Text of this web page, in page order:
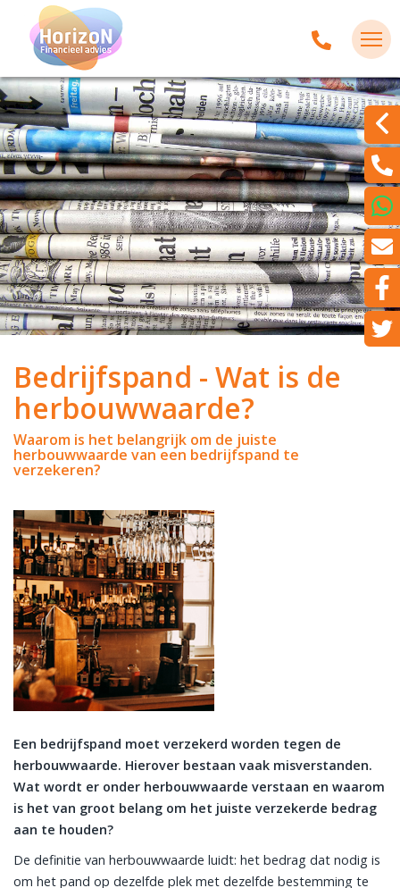
Bedrijfspand - Wat is de
herbouwwaarde?
Waarom is het belangrijk om de juiste
herbouwwaarde van een bedrijfspand te
verzekeren?
Een bedrijfspand moet verzekerd worden tegen de
herbouwwaarde. Hierover bestaan vaak misverstanden.
Wat wordt er onder herbouwwaarde verstaan en waarom
is het van groot belang om het juiste verzekerde bedrag
aan te houden?
De definitie van herbouwwaarde luidt: het bedrag dat nodig is
om het pand op dezelfde plek met dezelfde bestemming te